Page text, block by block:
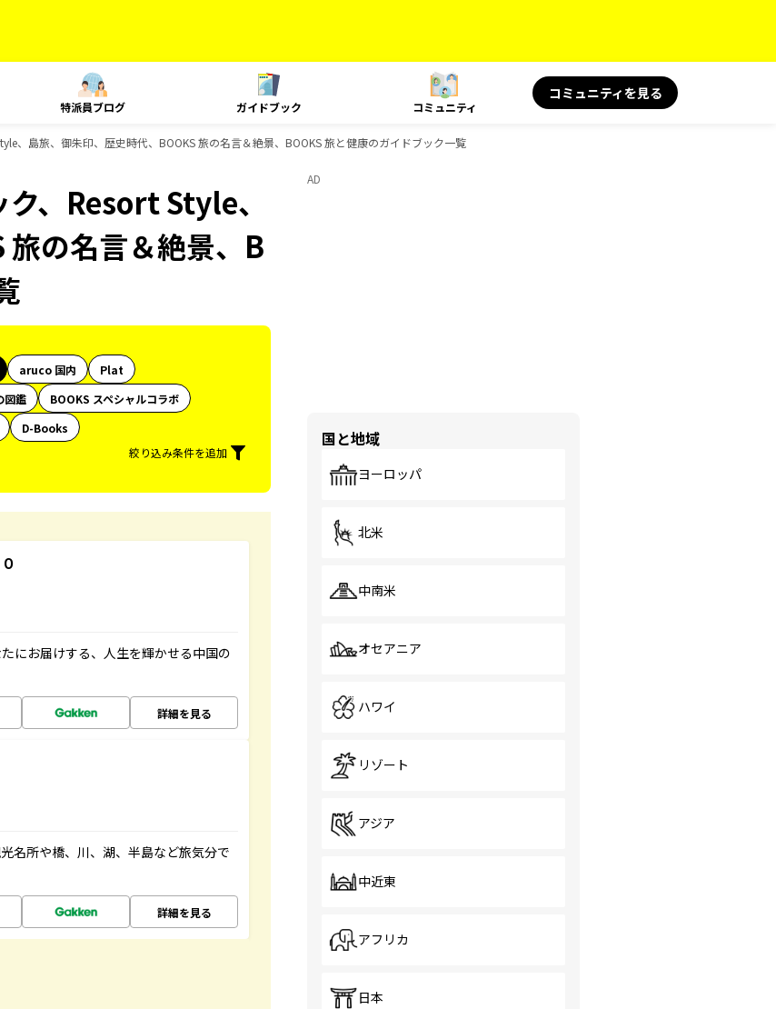
特派員ブログ ガイドブック コミュニティ
コミュニティを見る
、島旅、御朱印、歴史時代、BOOKS 旅の名言＆絶景、BOOKS 旅と健康のガイドブック一覧
、Resort Style、
の名言＆絶景、B
aruco 国内
Plat
図鑑
BOOKS スペシャルコラボ
D-Books
絞り込み条件を追加
にお届けする、人生を輝かせる中国の
詳細を見る
名所や橋、川、湖、半島など旅気分で
詳細を見る
AD
国と地域
ヨーロッパ
北米
中南米
オセアニア
ハワイ
リゾート
アジア
中近東
アフリカ
日本